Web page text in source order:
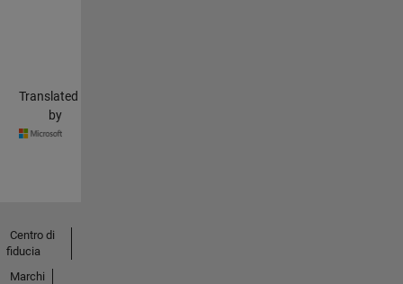
Translated
by
Centro di
fiducia
Marchi